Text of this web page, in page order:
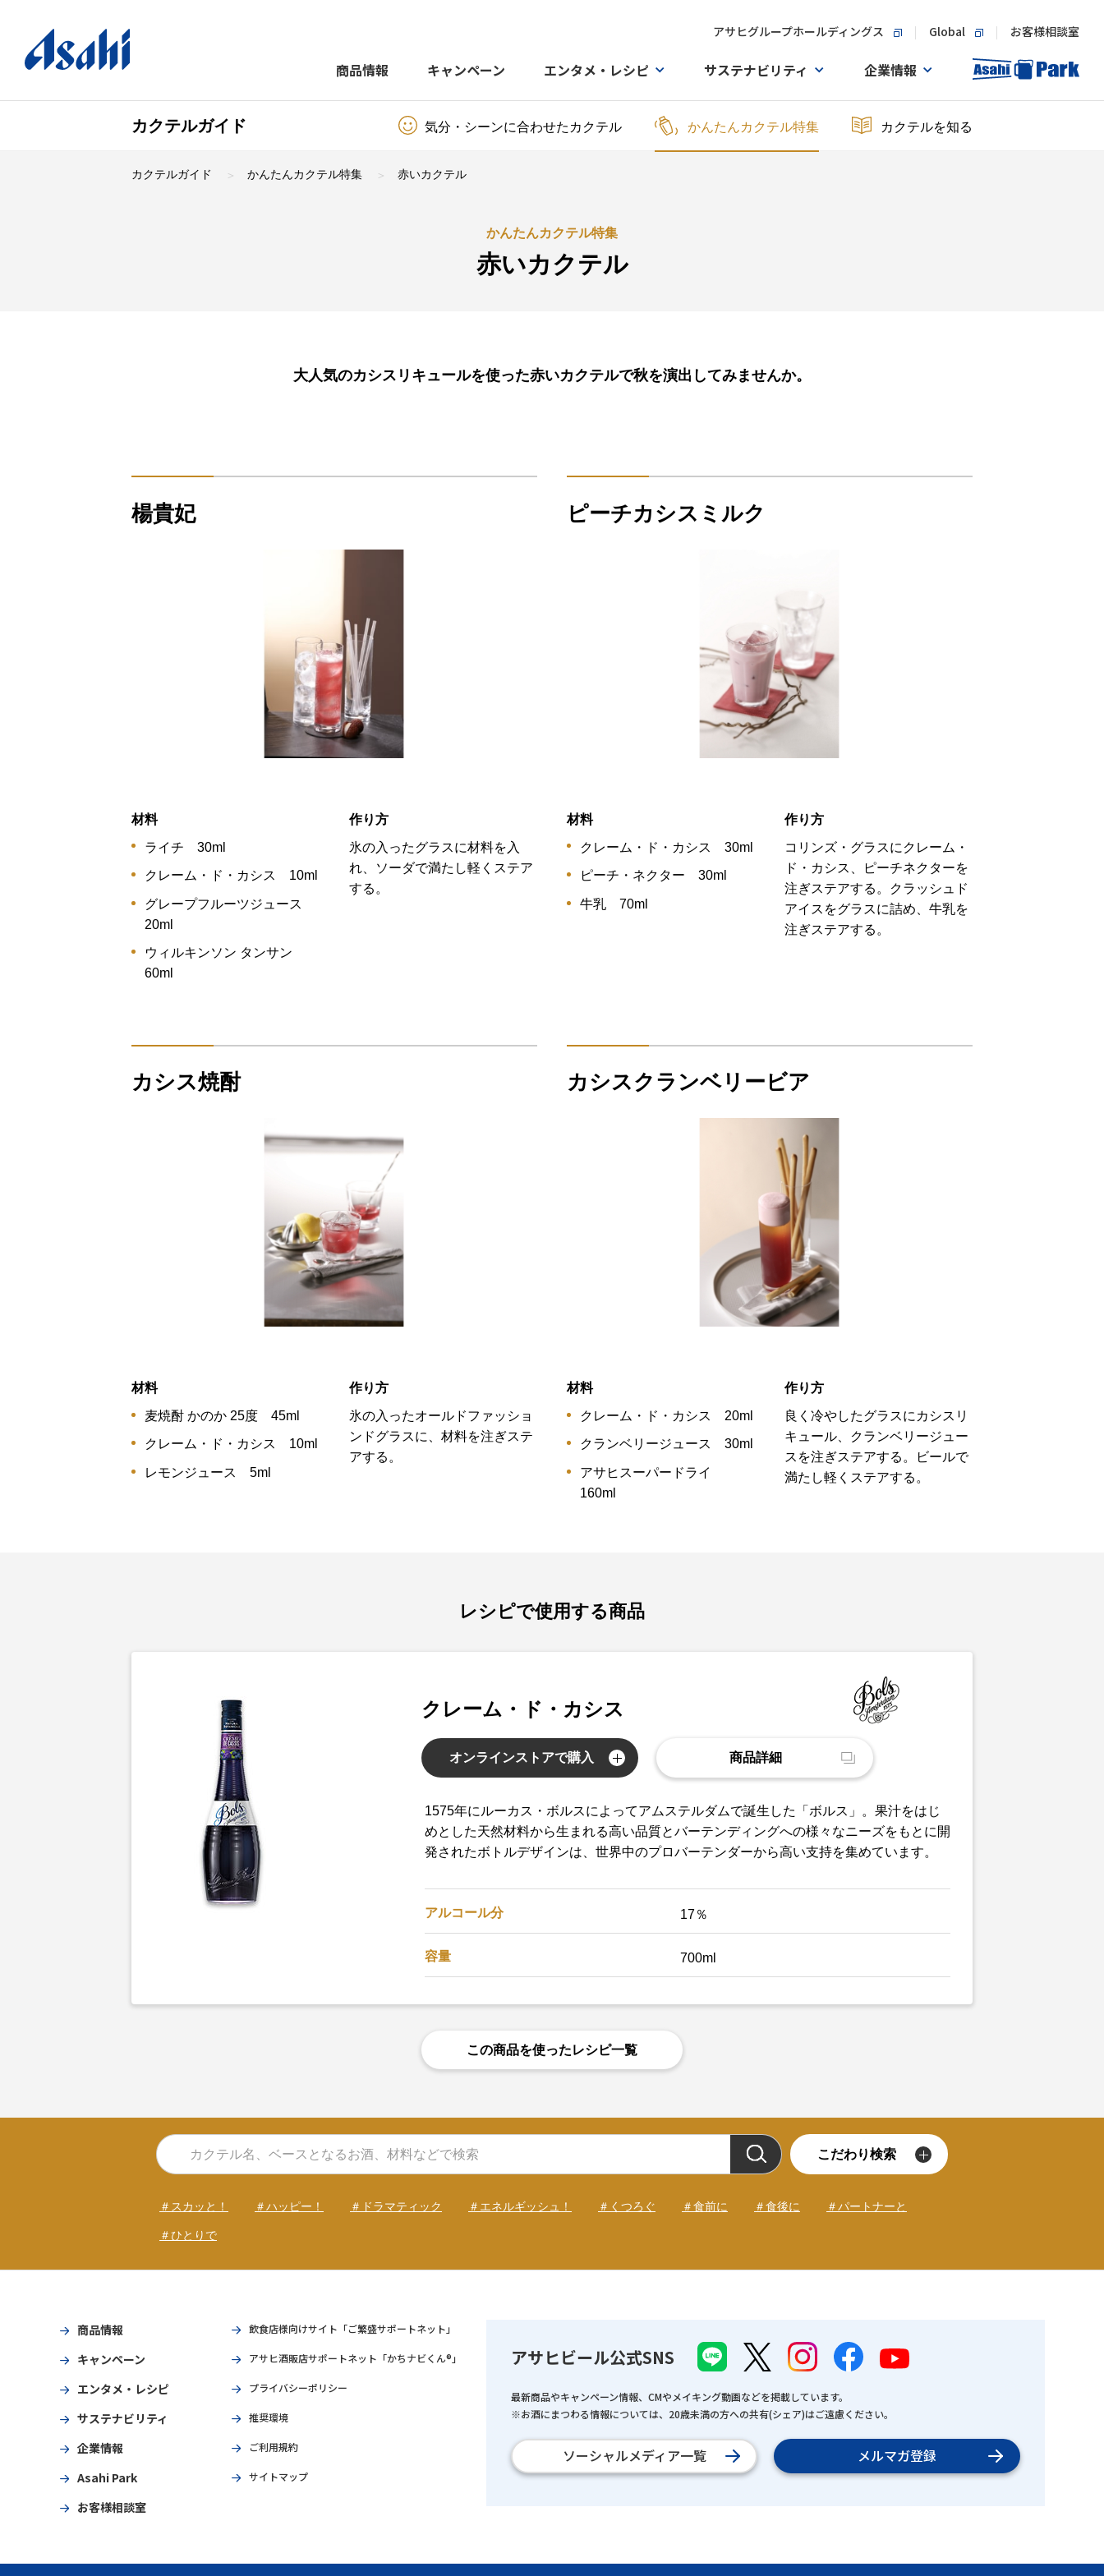
アサヒグループホールディングス Global お客様相談室
商品情報 キャンペーン エンタメ・レシピ サステナビリティ 企業情報
カクテルガイド 気分・シーンに合わせたカクテル かんたんカクテル特集 カクテルを知る
カクテルガイド かんたんカクテル特集 赤いカクテル
かんたんカクテル特集
赤いカクテル
大人気のカシスリキュールを使った赤いカクテルで秋を演出してみませんか。
楊貴妃
材料
ライチ 30ml
クレーム・ド・カシス 10ml
グレープフルーツジュース
20ml
ウィルキンソン タンサン
60ml
作り方
氷の入ったグラスに材料を入
れ、ソーダで満たし軽くステア
する。
ピーチカシスミルク
材料
クレーム・ド・カシス 30ml
ピーチ・ネクター 30ml
牛乳 70ml
作り方
コリンズ・グラスにクレーム・
ド・カシス、ピーチネクターを
注ぎステアする。クラッシュド
アイスをグラスに詰め、牛乳を
注ぎステアする。
カシス焼酎
材料
麦焼酎 かのか 25度 45ml
クレーム・ド・カシス 10ml
レモンジュース 5ml
作り方
氷の入ったオールドファッショ
ンドグラスに、材料を注ぎステ
アする。
カシスクランベリービア
材料
クレーム・ド・カシス 20ml
クランベリージュース 30ml
アサヒスーパードライ
160ml
作り方
良く冷やしたグラスにカシスリ
キュール、クランベリージュー
スを注ぎステアする。ビールで
満たし軽くステアする。
レシピで使用する商品
クレーム・ド・カシス
オンラインストアで購入 商品詳細
1575年にルーカス・ボルスによってアムステルダムで誕生した「ボルス」。果汁をはじ
めとした天然材料から生まれる高い品質とバーテンディングへの様々なニーズをもとに開
発されたボトルデザインは、世界中のプロバーテンダーから高い支持を集めています。
アルコール分 17％
容量 700ml
この商品を使ったレシピ一覧
こだわり検索
＃スカッと！ ＃ハッピー！ ＃ドラマティック ＃エネルギッシュ！ ＃くつろぐ ＃食前に ＃食後に ＃パートナーと
＃ひとりで
商品情報
キャンペーン
エンタメ・レシピ
サステナビリティ
企業情報
Asahi Park
お客様相談室
飲食店様向けサイト「ご繁盛サポートネット」
アサヒ酒販店サポートネット「かちナビくん®」
プライバシーポリシー
推奨環境
ご利用規約
サイトマップ
アサヒビール公式SNS
最新商品やキャンペーン情報、CMやメイキング動画などを掲載しています。
※お酒にまつわる情報については、20歳未満の方への共有(シェア)はご遠慮ください。
ソーシャルメディア一覧 メルマガ登録